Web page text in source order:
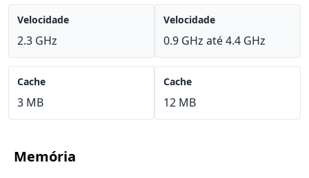
Velocidade
2.3 GHz
Cache
3 MB
Velocidade
0.9 GHz até 4.4 GHz
Cache
12 MB
Memória